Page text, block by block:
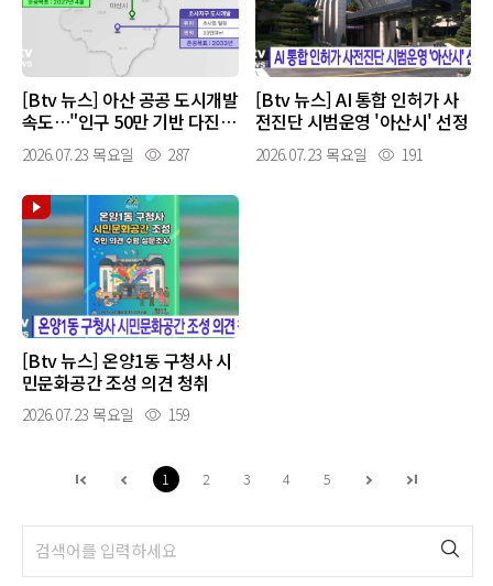
[Btv 뉴스] 아산 공공 도시개발
속도…"인구 50만 기반 다진
다"
2026.07.23 목요일 287
[Btv 뉴스] AI 통합 인허가 사
전진단 시범운영 '아산시' 선정
2026.07.23 목요일 191
[Btv 뉴스] 온양1동 구청사 시
민문화공간 조성 의견 청취
2026.07.23 목요일 159
1 2 3 4 5